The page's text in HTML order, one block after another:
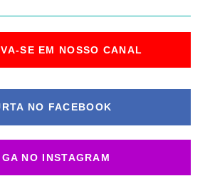
SE EM NOSSO CANAL
NO FACEBOOK
NO INSTAGRAM